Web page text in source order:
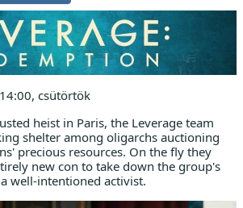
csütörtök
heist in Paris, the Leverage team
shelter among oligarchs auctioning
precious resources. On the fly they
new con to take down the group's
well-intentioned activist.